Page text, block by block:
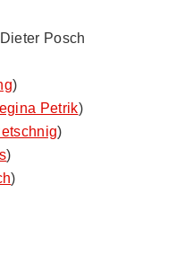
Posch
)
Petrik)
)
)
)